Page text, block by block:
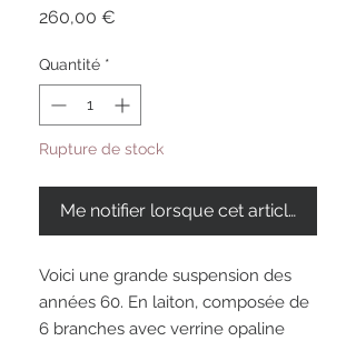
260,00 €
Quantité *
Rupture de stock
Me notifier lorsque cet article est
Voici une grande suspension des
années 60. En laiton, composée de
6 branches avec verrine opaline